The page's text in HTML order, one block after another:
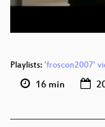
Playlists: 'froscon2007'
16 min